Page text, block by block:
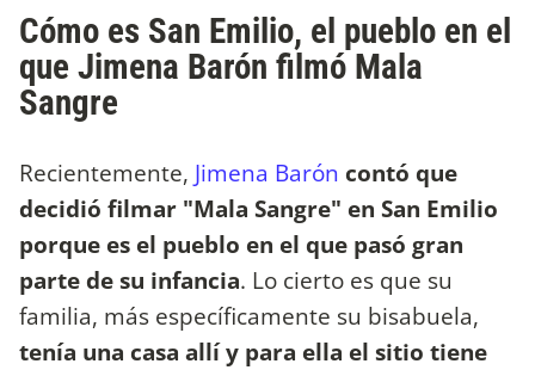
Cómo es San Emilio, el pueblo en el
que Jimena Barón filmó Mala
Sangre
Recientemente, Jimena Barón contó que
decidió filmar "Mala Sangre" en San Emilio
porque es el pueblo en el que pasó gran
parte de su infancia. Lo cierto es que su
familia, más específicamente su bisabuela,
tenía una casa allí y para ella el sitio tiene